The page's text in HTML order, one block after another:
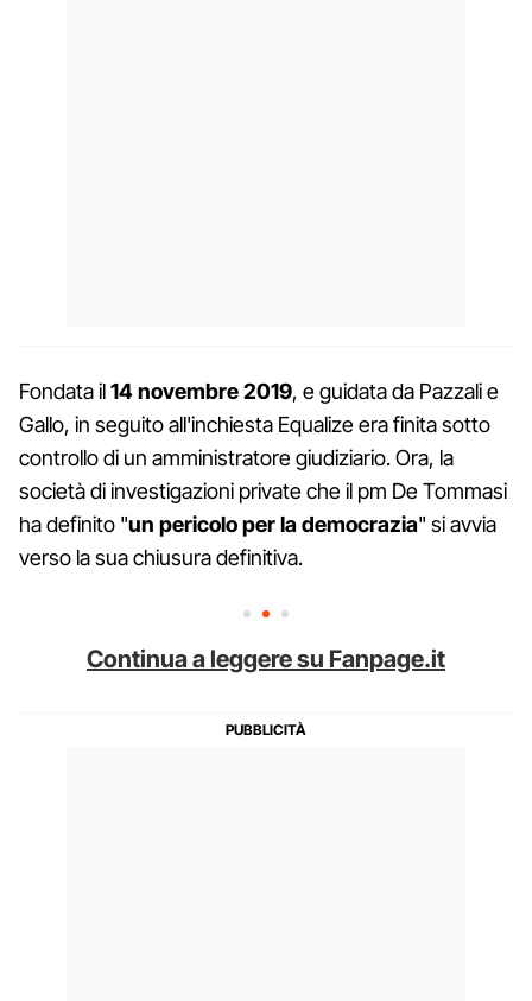
Fondata il14 novembre 2019, e guidata da Pazzali e
Gallo, in seguito all'inchiesta Equalize era finita sotto
controllo di un amministratore giudiziario. Ora, la
società di investigazioni private che il pm De Tommasi
ha definito "un pericolo per la democrazia" si avvia
verso la sua chiusura definitiva.
Continua a leggere su Fanpage.it